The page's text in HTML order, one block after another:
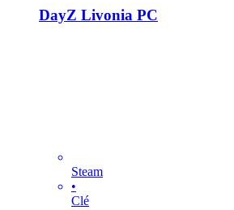
DayZ Livonia PC
Steam
•
Clé